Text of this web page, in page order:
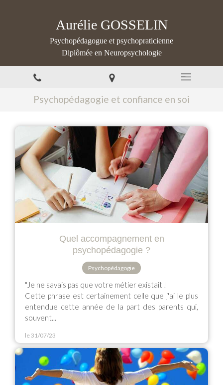
Aurélie GOSSELIN
Psychopédagogue et psychopraticienne
Diplômée en Neuropsychologie
Psychopédagogie et confiance en soi
Quel accompagnement en
psychopédagogie ?
Psychopédagogie
"Je ne savais pas que votre métier existait !"
Cette phrase est certainement celle que j'ai le plus
entendue cette année de la part des parents qui,
souvent...
le 31/07/23